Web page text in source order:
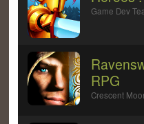
Game Dev
RPG
Crescent